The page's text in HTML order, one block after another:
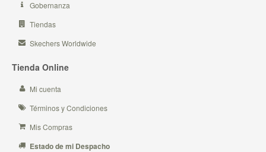
Gobernanza
Tiendas
Skechers Worldwide
Tienda Online
Mi cuenta
Términos y Condiciones
Mis Compras
Estado de mi Despacho